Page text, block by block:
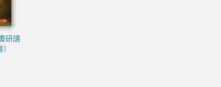
研讀